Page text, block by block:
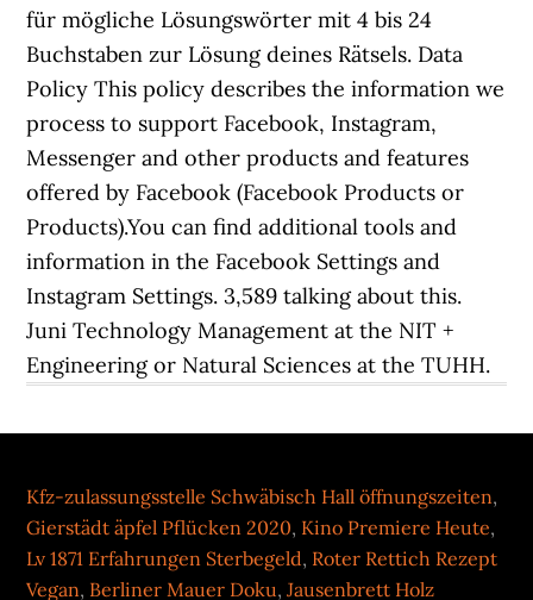
für mögliche Lösungswörter mit 4 bis 24
Buchstaben zur Lösung deines Rätsels. Data
Policy This policy describes the information we
process to support Facebook, Instagram,
Messenger and other products and features
offered by Facebook (Facebook Products or
Products).You can find additional tools and
information in the Facebook Settings and
Instagram Settings. 3,589 talking about this.
Juni Technology Management at the NIT +
Engineering or Natural Sciences at the TUHH.
Kfz-zulassungsstelle Schwäbisch Hall öffnungszeiten,
Gierstädt äpfel Pflücken 2020, Kino Premiere Heute,
Lv 1871 Erfahrungen Sterbegeld, Roter Rettich Rezept
Vegan, Berliner Mauer Doku,Jausenbrett Holz